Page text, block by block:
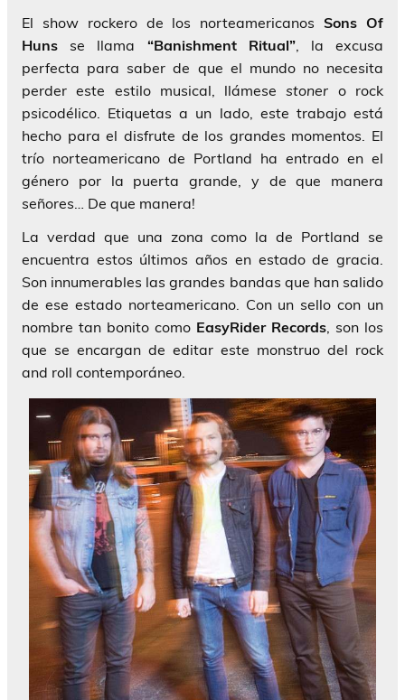
El show rockero de los norteamericanosSons Of
Huns se llama “Banishment Ritual”, la excusa
perfecta para saber de que el mundo no necesita
perder este estilo musical, llámesestoner o rock
psicodélico. Etiquetas a un lado, este trabajo está
hecho para el disfrute de los grandes momentos. El
trío norteamericano de Portland ha entrado en el
género por la puerta grande, y de que manera
señores… De que manera!
La verdad que una zona como la de Portland se
encuentra estos últimos años en estado de gracia.
Son innumerables las grandes bandas que han salido
de ese estado norteamericano. Con un sello con un
nombre tan bonito como EasyRider Records, son los
que se encargan de editar este monstruo del rock
and roll contemporáneo.